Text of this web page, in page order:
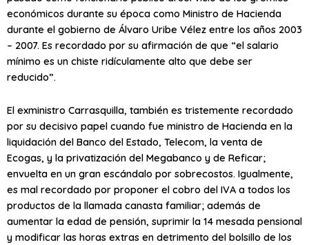
económicos durante su época como Ministro de Hacienda
durante el gobierno de Álvaro Uribe Vélez entre los años 2003
– 2007. Es recordado por su afirmación de que “el salario
mínimo es un chiste ridículamente alto que debe ser
reducido”.
El exministro Carrasquilla, también es tristemente recordado
por su decisivo papel cuando fue ministro de Hacienda en la
liquidación del Banco del Estado, Telecom, la venta de
Ecogas, y la privatización del Megabanco y de Reficar;
envuelta en un gran escándalo por sobrecostos. Igualmente,
es mal recordado por proponer el cobro del IVA a todos los
productos de la llamada canasta familiar; además de
aumentar la edad de pensión, suprimir la 14 mesada pensional
y modificar las horas extras en detrimento del bolsillo de los